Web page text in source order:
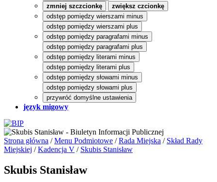
zmniej szczcionkę
zwiększ czcionkę
odstęp pomiędzy wierszami minus
odstęp pomiędzy wierszami plus
odstęp pomiędzy paragrafami minus
odstęp pomiędzy paragrafami plus
odstęp pomiędzy literami minus
odstęp pomiędzy literami plus
odstęp pomiędzy słowami minus
odstęp pomiędzy słowami plus
przywróć domyślne ustawienia
język migowy
Strona główna /Menu Podmiotowe /Rada Miejska / Skład Rady
Miejskiej /Kadencja V / Skubis Stanisław
Skubis Stanisław